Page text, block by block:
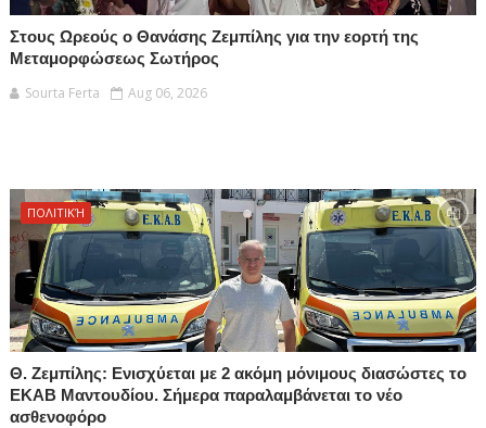
Στους Ωρεούς ο Θανάσης Ζεμπίλης για την εορτή της
Μεταμορφώσεως Σωτήρος
Sourta Ferta
Aug 06, 2026
ΠΟΛΙΤΙΚΉ
Θ. Ζεμπίλης: Ενισχύεται με 2 ακόμη μόνιμους διασώστες το
ΕΚΑΒ Μαντουδίου. Σήμερα παραλαμβάνεται το νέο
ασθενοφόρο